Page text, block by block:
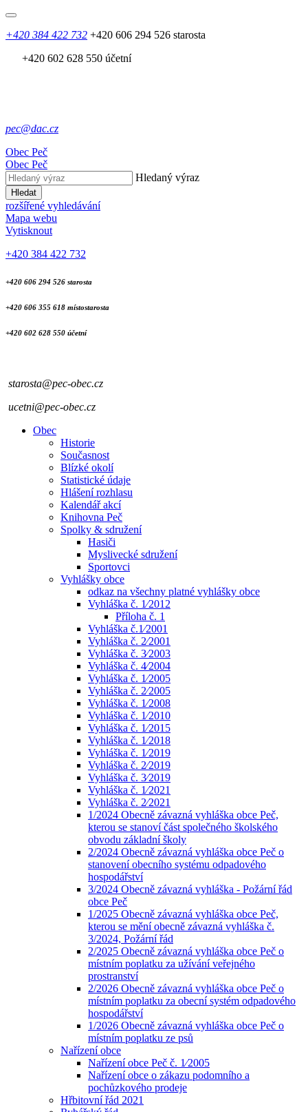
+420 384 422 732 +420 606 294 526 starosta
+420 602 628 550 účetní
pec@dac.cz
Obec Peč
Obec Peč
Hledaný výraz
Hledat
rozšířené vyhledávání
Mapa webu
Vytisknout
+420 384 422 732
+420 606 294 526 starosta
+420 606 355 618 místostarosta
+420 602 628 550 účetní
starosta@pec-obec.cz
ucetni@pec-obec.cz
Obec
Historie
Současnost
Blízké okolí
Statistické údaje
Hlášení rozhlasu
Kalendář akcí
Knihovna Peč
Spolky & sdružení
Hasiči
Myslivecké sdružení
Sportovci
Vyhlášky obce
odkaz na všechny platné vyhlášky obce
Vyhláška č. 1⁄2012
Příloha č. 1
Vyhláška č.1⁄2001
Vyhláška č. 2⁄2001
Vyhláška č. 3⁄2003
Vyhláška č. 4⁄2004
Vyhláška č. 1⁄2005
Vyhláška č. 2⁄2005
Vyhláška č. 1⁄2008
Vyhláška č. 1⁄2010
Vyhláška č. 1⁄2015
Vyhláška č. 1⁄2018
Vyhláška č. 1⁄2019
Vyhláška č. 2⁄2019
Vyhláška č. 3⁄2019
Vyhláška č. 1⁄2021
Vyhláška č. 2⁄2021
1/2024 Obecně závazná vyhláška obce Peč,
kterou se stanoví část společného školského
obvodu základní školy
2/2024 Obecně závazná vyhláška obce Peč o
stanovení obecního systému odpadového
hospodářství
3/2024 Obecně závazná vyhláška - Požární řád
obce Peč
1/2025 Obecně závazná vyhláška obce Peč,
kterou se mění obecně závazná vyhláška č.
3/2024, Požární řád
2/2025 Obecně závazná vyhláška obce Peč o
místním poplatku za užívání veřejného
prostranství
2/2026 Obecně závazná vyhláška obce Peč o
místním poplatku za obecní systém odpadového
hospodářství
1/2026 Obecně závazná vyhláška obce Peč o
místním poplatku ze psů
Nařízení obce
Nařízení obce Peč č. 1⁄2005
Nařízení obce o zákazu podomního a
pochůzkového prodeje
Hřbitovní řád 2021